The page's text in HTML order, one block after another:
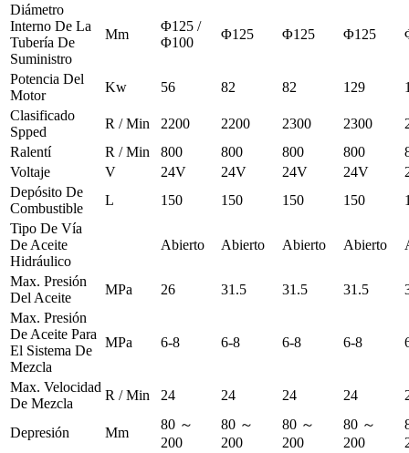
Diámetro
Interno De La
Tubería De
Suministro
Mm
Φ125 /
Φ100
Φ125 Φ125 Φ125
Potencia Del
Motor
Kw 56 82 82 129
Clasificado
Spped
R / Min 2200 2200 2300 2300
Ralentí
R / Min 800 800 800 800
Voltaje
V 24V 24V 24V 24V
Depósito De
Combustible
L 150 150 150 150
Tipo De Vía
De Aceite
Hidráulico
Abierto Abierto Abierto Abierto
Max. Presión
Del Aceite
MPa 26 31.5 31.5 31.5
Max. Presión
De Aceite Para
El Sistema De
Mezcla
MPa 6-8 6-8 6-8 6-8
Max. Velocidad
De Mezcla
R / Min 24 24 24 24
Depresión Mm
80 ～
200
80 ～
200
80 ～
200
80 ～
200